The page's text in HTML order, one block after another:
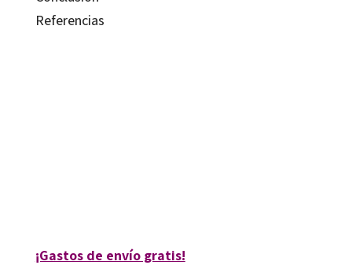
Referencias
¡Gastos de envío gratis!